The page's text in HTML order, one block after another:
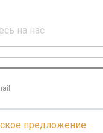
на нас
предложение